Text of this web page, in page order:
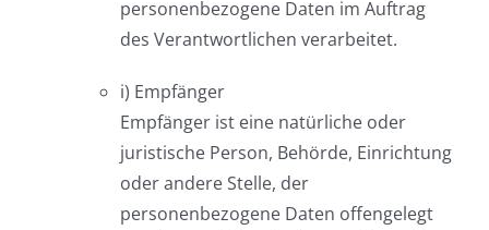
personenbezogene Daten im Auftrag
des Verantwortlichen verarbeitet.
i) Empfänger
Empfänger ist eine natürliche oder
juristische Person, Behörde, Einrichtung
oder andere Stelle, der
personenbezogene Daten offengelegt